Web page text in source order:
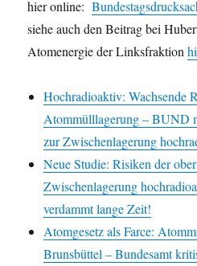
hier online:
siehe auch den Beitrag bei
Atomenergie der Linksfraktion
Hochradioaktiv: Wachsende
Atommülllagerung – BUND
zur Zwischenlagerung
Neue Studie: Risiken der
Zwischenlagerung
verdammt lange Zeit!
Atomgesetz als Farce:
Brunsbüttel – Bundesamt